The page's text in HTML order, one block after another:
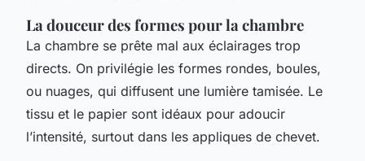
La douceur des formes pour la chambre
La chambre se prête mal aux éclairages trop
directs. On privilégie les formes rondes, boules,
ou nuages, qui diffusent une lumière tamisée. Le
tissu et le papier sont idéaux pour adoucir
l’intensité, surtout dans les appliques de chevet.